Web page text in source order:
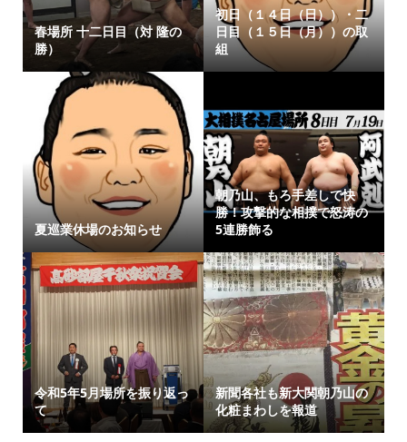
春場所 十二日目（対 隆の
勝）
初日（１４日（日））・二
日目（１５日（月））の取
組
夏巡業休場のお知らせ
朝乃山、もろ手差しで快
勝！攻撃的な相撲で怒涛の
5連勝飾る
令和5年5月場所を振り返っ
て
新聞各社も新大関朝乃山の
化粧まわしを報道